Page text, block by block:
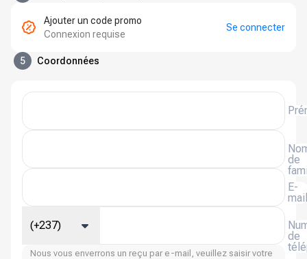
Ajouter un code promo
Connexion requise
Se connecter
5 Coordonnées
de
E-
mail
de
(+237)
Nous vous enverrons un reçu par e-mail, veuillez saisir votre